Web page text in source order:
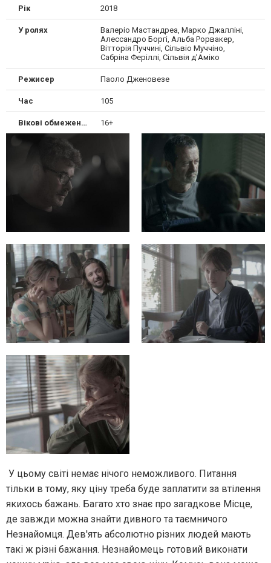
Рік 2018
У ролях
Валеріо Мастандреа, Марко Джалліні,
Алессандро Боргі, Альба Рорвакер,
Вітторія Пуччині, Сільвіо Муччіно,
Сабріна Феріллі, Сільвія д’Аміко
Режисер Паоло Дженовезе
Час 105
Вікові обмеження 16+
У цьому світі немає нічого неможливого. Питання
тільки в тому, яку ціну треба буде заплатити за втілення
якихось бажань. Багато хто знає про загадкове Місце,
де завжди можна знайти дивного та таємничого
Незнайомця. Дев'ять абсолютно різних людей мають
такі ж різні бажання. Незнайомець готовий виконати